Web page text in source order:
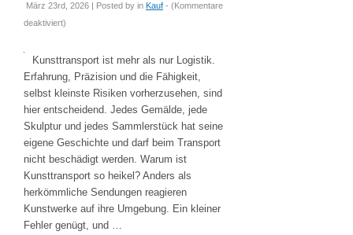
März 23rd, 2026 | Posted by in Kauf - (Kommentare
deaktiviertfür
transportiert
man
ein
Kunstwerk
wertvolle
Gegenstände
)
Kunsttransport ist mehr als nur Logistik.
Erfahrung, Präzision und die Fähigkeit,
selbst kleinste Risiken vorherzusehen, sind
hier entscheidend. Jedes Gemälde, jede
Skulptur und jedes Sammlerstück hat seine
eigene Geschichte und darf beim Transport
nicht beschädigt werden. Warum ist
Kunsttransport so heikel? Anders als
herkömmliche Sendungen reagieren
Kunstwerke auf ihre Umgebung. Ein kleiner
Fehler genügt, und …